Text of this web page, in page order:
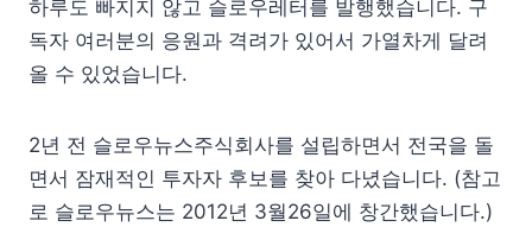
하루도 빠지지 않고 슬로우레터를 발행했습니다. 구
독자 여러분의 응원과 격려가 있어서 가열차게 달려
올 수 있었습니다.
2년 전 슬로우뉴스주식회사를 설립하면서 전국을 돌
면서 잠재적인 투자자 후보를 찾아 다녔습니다. (참고
로 슬로우뉴스는 2012년 3월26일에 창간했습니다.)